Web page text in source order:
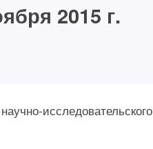
2015 г.
исследовательского